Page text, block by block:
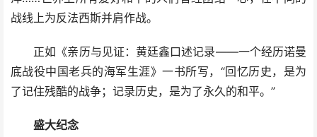
战线上为反法西斯并肩作战。
正如《亲历与见证：黄廷鑫口述记录——一个经历诺曼
底战役中国老兵的海军生涯》一书所写，“回忆历史，是为
了记住残酷的战争；记录历史，是为了永久的和平。”
盛大纪念